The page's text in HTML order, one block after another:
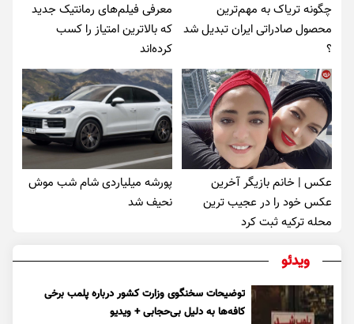
چگونه تریاک به مهم‌ترین
محصول صادراتی ایران تبدیل شد
؟
معرفی فیلم‌های رمانتیک جدید
که بالاترین امتیاز را کسب
کرده‌اند
عکس | خانم بازیگر آخرین
عکس خود را در عجیب ترین
محله ترکیه ثبت کرد
پورشه میلیاردی شام شب موش‌
نحیف شد
ویدئو
توضیحات سخنگوی وزارت کشور درباره پلمب برخی
کافه‌ها به دلیل بی‌حجابی + ویدیو